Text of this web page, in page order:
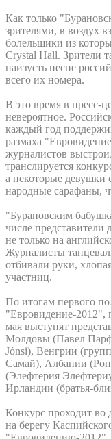
Как только
зрителями, в воздух
болельщики из
Crystal Hall. Зрители
наизусть песне
всего их номера.
В это время в пресс-
невероятное.
каждый год
размаха
журналистов
транслируется
а некоторые девушки
народные сарафаны,
"Бурановским
числе представители
не только на
Журналисты
отбивали руки,
участниц.
По итогам первого
"Евровидение-2012",
мая выступят
Молдовы (Павел
Jónsi), Венгрии
Самай), Албании
(Элефтерия
Ирландии (братья-
Конкурс проходит во
на берегу